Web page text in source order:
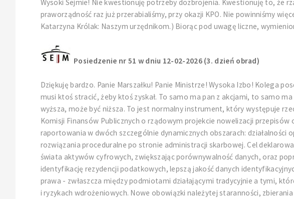
Wysoki Sejmie! Nie kwestionuję potrzeby dozbrojenia. Kwestionuję to, że
praworządność raz już przerabialiśmy, przy okazji KPO. Nie powinniśmy
Katarzyna Królak: Naszym urzędnikom.) Biorąc pod uwagę liczne,
Posiedzenie nr 51 w dniu 12-02-2026 (3. dzień obrad)
Dziękuję bardzo. Panie Marszałku! Panie Ministrze! Wysoka Izbo! Kolega
musi ktoś stracić, żeby ktoś zyskał. To samo ma pan z akcjami, to samo
wyższa, może być niższa. To jest normalny instrument, który występuje
Komisji Finansów Publicznych o rządowym projekcie nowelizacji
raportowania w dwóch szczególnie dynamicznych obszarach:
rozwiązania proceduralne po stronie administracji skarbowej. Cel
świata aktywów cyfrowych, zwiększając porównywalność danych, oraz
identyfikację rezydencji podatkowych, lepszą jakość danych
prawa - zwłaszcza między podmiotami działającymi tradycyjnie a tymi,
i ryzykach wdrożeniowych. Nowe obowiązki należytej staranności,